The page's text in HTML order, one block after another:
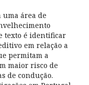
área de
texto é identificar
em relação a
permitam a
maior risco de
de condução.